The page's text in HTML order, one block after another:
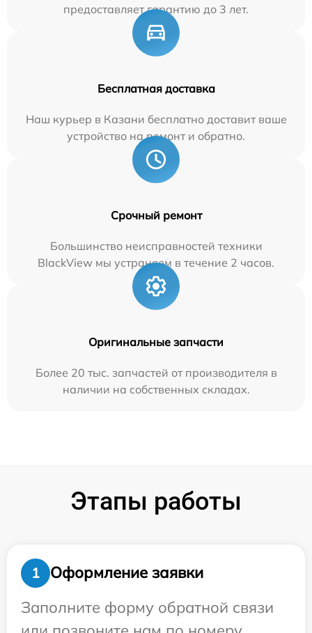
предоставляет гарантию до 3 лет.
Бесплатная доставка
Наш курьер в Казани бесплатно доставит ваше
устройство на ремонт и обратно.
Срочный ремонт
Большинство неисправностей техники
BlackView мы устраняем в течение 2 часов.
Оригинальные запчасти
Более 20 тыс. запчастей от производителя в
наличии на собственных складах.
Этапы работы
1
Оформление заявки
Заполните форму обратной связи